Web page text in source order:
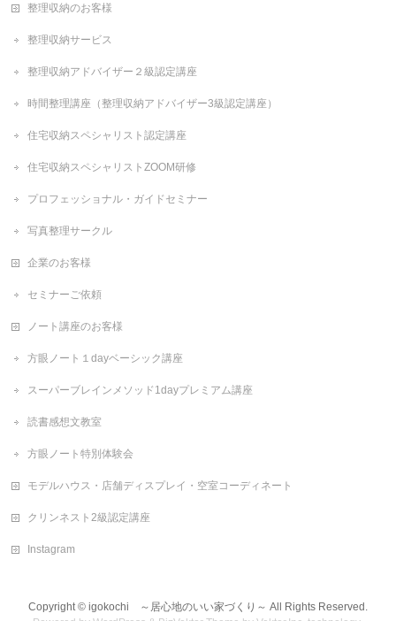
整理収納のお客様
整理収納サービス
整理収納アドバイザー２級認定講座
時間整理講座（整理収納アドバイザー3級認定講座）
住宅収納スペシャリスト認定講座
住宅収納スペシャリストZOOM研修
プロフェッショナル・ガイドセミナー
写真整理サークル
企業のお客様
セミナーご依頼
ノート講座のお客様
方眼ノート１dayベーシック講座
スーパーブレインメソッド1dayプレミアム講座
読書感想文教室
方眼ノート特別体験会
モデルハウス・店舗ディスプレイ・空室コーディネート
クリンネスト2級認定講座
Instagram
Copyright © igokochi ～居心地のいい家づくり～ All Rights Reserved.